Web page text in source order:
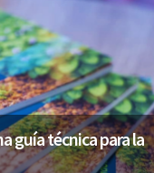
guía técnica para la